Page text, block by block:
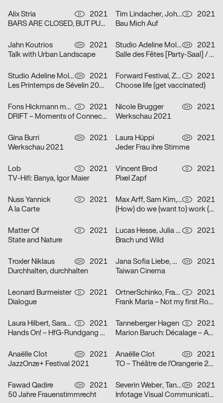
Alix Stria D
2021
BARS ARE CLOSED, BUT PUB IS OPEN! [Bars sind geschlossen, doch PUB ist geöfffnet!]
Tim Lindacher, Johannes Schreiner D
2021
Bau Mich Auf
Jahn Koutrios CH
2021
Talk with Urban Landscape
Studio Adeline Mollard CH
2021
Salle des Fêtes [Party-Saal] / Orphelins [Waisen]
Studio Adeline Mollard CH
2021
Les Printemps de Sévelin 2021 [Sévelin-Frühling 2021]
Forward Festival, ZWUPP, Maša Stanic A
2021
Choose life (get vaccinated)
Fons Hickmann m23 D
2021
DRIFT – Moments of Connection
Nicole Brugger CH
2021
Werkschau 2021
Gina Burri CH
2021
Werkschau 2021
Laura Hüppi CH
2021
Jeder Frau ihre Stimme
Lob D
2021
TV-Hifi: Banya, Igor Maier
Vincent Brod D
2021
Pixel Zapf
Nuss Yannick D
2021
À la Carte
Max Arff, Sam Kim, Dokho Shin D
2021
(How) do we (want to) work (together) (as (socially engaged) designers (students and neighbors)) (in neoliberal times)?
Matter Of D
2021
State and Nature
Lucas Hesse, Julia Löffler D
2021
Brach und Wild
Troxler Niklaus CH
2021
Durchhalten, durchhalten
Jana Sofia Liebe, Wetli Tanaka Minami CH
2021
Taiwan Cinema
Leonard Burmeister D
2021
Dialogue
OrtnerSchinko, Frank Maria A
2021
Frank Maria – Not my first Rodeo
Laura Hilbert, Sarah Stendel D
2021
Hands On! – HfG-Rundgang 2021
Tanneberger Hagen D
2021
Marion Baruch: Décalage – Ausstellung in der der HGB Galerie
Anaëlle Clot CH
2021
JazzOnze+ Festival 2021
Anaëlle Clot CH
2021
TO – Théâtre de l’Orangerie 2021
Fawad Qadire CH
2021
50 Jahre Frauenstimmrecht
Severin Weber, Tanja Vogt, Elia Geiger, Ladina Döring, Nicola Canziani CH
2021
Infotage Visual Communication 2021 Zürcher Hochschule der Künste